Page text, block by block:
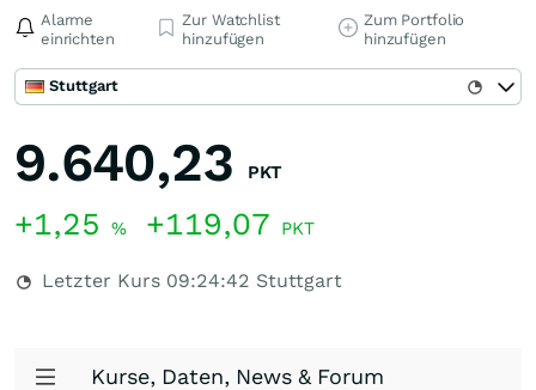
Alarme
einrichten
Zur Watchlist
hinzufügen
Zum Portfolio
hinzufügen
Stuttgart
9.640,23 PKT
+1,25 % +119,07 PKT
Letzter Kurs 09:24:42 Stuttgart
Kurse, Daten, News & Forum